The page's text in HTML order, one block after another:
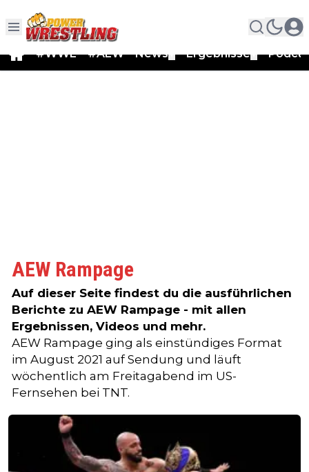
#WWE #AEW News Ergebnisse
AEW Rampage
Auf dieser Seite findest du die ausführlichen
Berichte zu AEW Rampage - mit allen
Ergebnissen, Videos und mehr.
AEW Rampage ging als einstündiges Format
im August 2021 auf Sendung und läuft
wöchentlich am Freitagabend im US-
Fernsehen bei TNT.